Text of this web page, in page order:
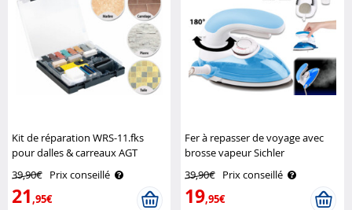
Kit de réparation WRS-11.fks
pour dalles & carreaux AGT
39,90€ Prix conseillé
21,95€
Fer à repasser de voyage avec
brosse vapeur Sichler
39,90€ Prix conseillé
19,95€